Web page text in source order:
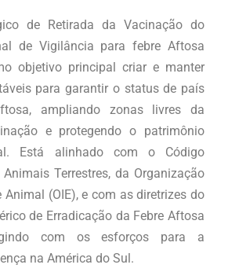
de Retirada da Vacinação do
de Vigilância para febre Aftosa
objetivo principal criar e manter
para garantir o status de país
ampliando zonas livres da
e protegendo o patrimônio
Está alinhado com o Código
Terrestres, da Organização
Animal (OIE), e com as diretrizes do
de Erradicação da Febre Aftosa
com os esforços para a
na América do Sul.